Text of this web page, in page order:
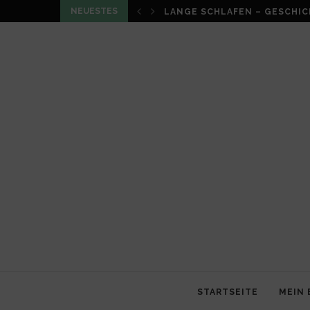
NEUESTES LOUMA VON CHRISTIAN
STARTSEITE MEIN